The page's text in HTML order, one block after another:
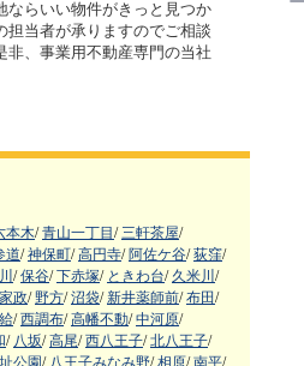
ならいい物件がきっと見つか
担当者が承りますのでご相談
非、事業用不動産専門の当社
本木/ 青山一丁目 / 三軒茶屋/
道/ 神保町/ 高円寺/ 阿佐ケ谷/ 荻窪/
/ 保谷/ 下赤塚/ ときわ台/ 久米川 /
政/ 野方/ 沼袋/ 新井薬師前/ 布田/
/ 西調布/ 高幡不動/ 中河原/
/ 八坂/ 高尾/ 西八王子/ 北八王子/
公園/ 八王子みなみ野/ 相原/ 南平/